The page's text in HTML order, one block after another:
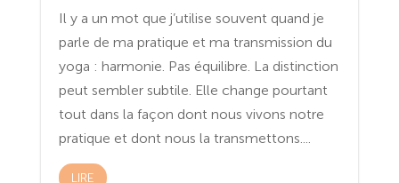
Il y a un mot que j’utilise souvent quand je
parle de ma pratique et ma transmission du
yoga : harmonie. Pas équilibre. La distinction
peut sembler subtile. Elle change pourtant
tout dans la façon dont nous vivons notre
pratique et dont nous la transmettons....
LIRE